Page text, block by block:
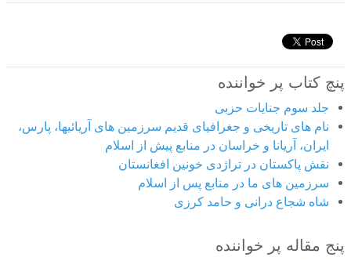
پنچ کتاب پر خواننده
جلد سوم جنایات حزبی
نام های تاریخی و جغرافیای قدیم سرزمین های آریائیها، پارس،
ایران، آریانا و خراسان در منابع پیش از اسلام
نقش پاکستان در تراژدی خونین افغانستان
سرزمین های ما در منابع پس از اسلام
شاه شجاع درانی و حامد کرزی
پنج مقاله پر خواننده